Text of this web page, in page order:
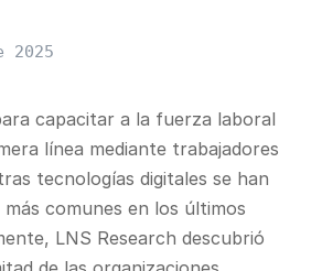
2025
capacitar a la fuerza laboral
línea mediante trabajadores
tecnologías digitales se han
comunes en los últimos
LNS Research descubrió